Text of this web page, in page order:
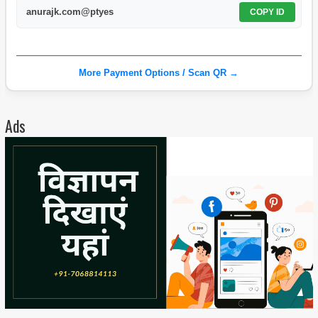
anurajk.com@ptyes COPY ID
More Payment Options / Scan QR →
Ads